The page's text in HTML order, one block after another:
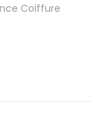
Coiffure